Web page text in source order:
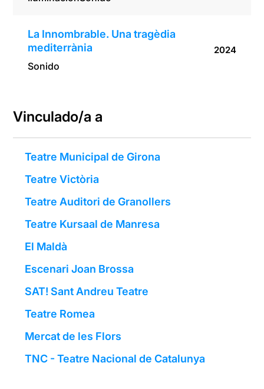
La Innombrable. Una tragèdia
mediterrània
Sonido
2024
Vinculado/a a
Teatre Municipal de Girona
Teatre Victòria
Teatre Auditori de Granollers
Teatre Kursaal de Manresa
El Maldà
Escenari Joan Brossa
SAT! Sant Andreu Teatre
Teatre Romea
Mercat de les Flors
TNC - Teatre Nacional de Catalunya